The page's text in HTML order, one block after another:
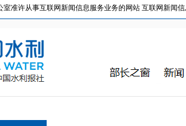
室准许从事互联网新闻信息服务业务的网站 互联网新闻信